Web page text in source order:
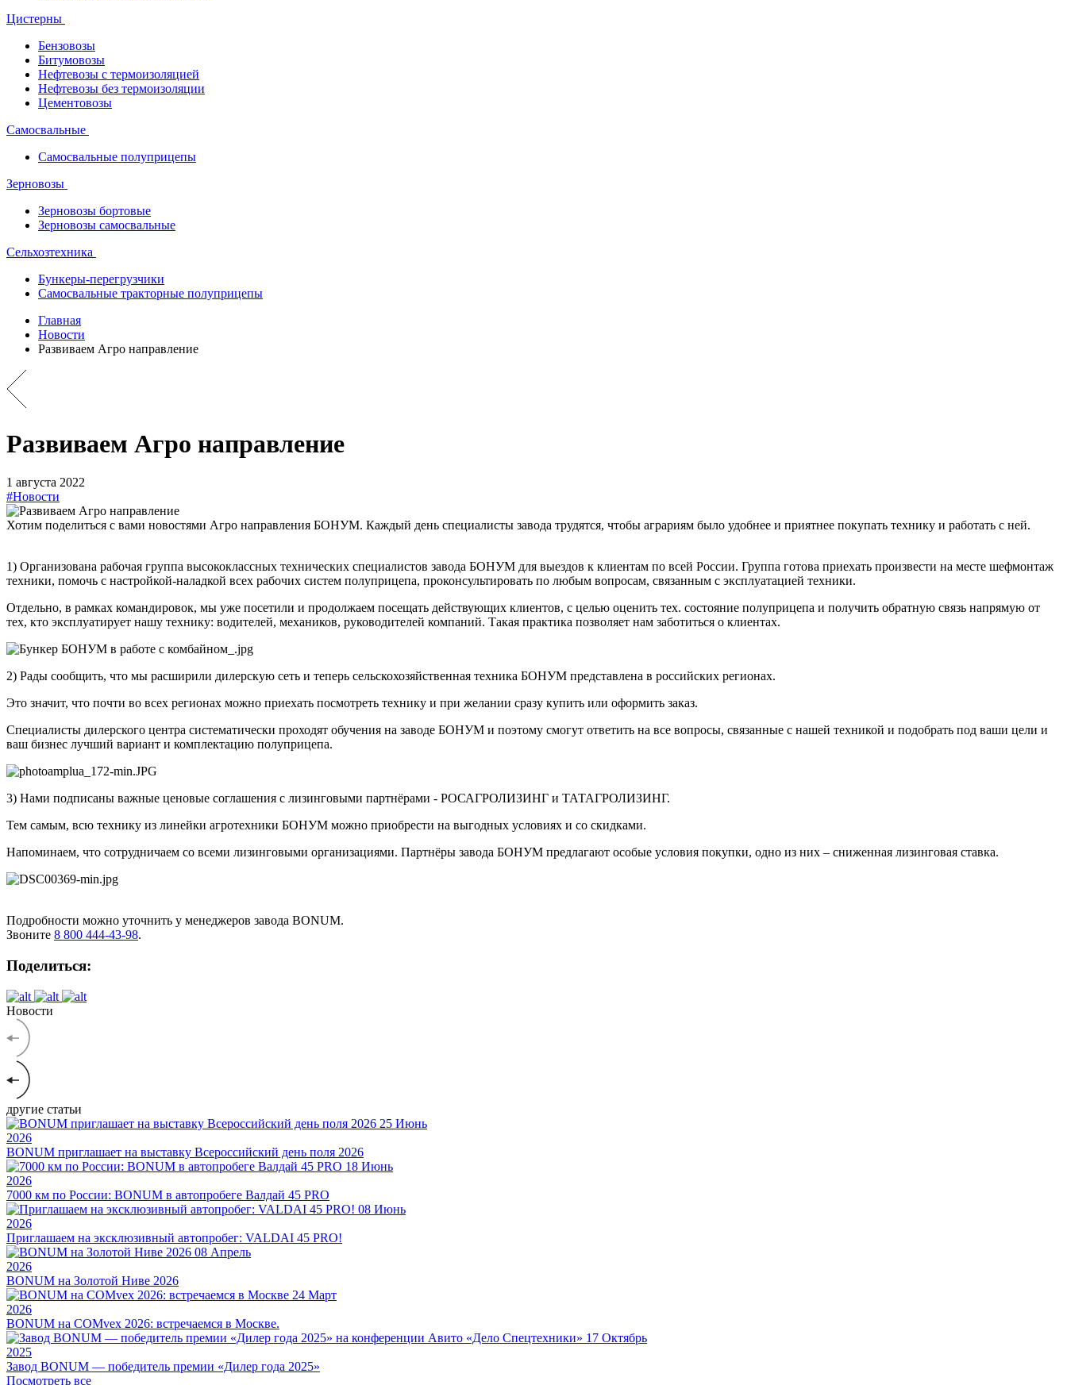
Цистерны
Бензовозы
Битумовозы
Нефтевозы с термоизоляцией
Нефтевозы без термоизоляции
Цементовозы
Самосвальные
Самосвальные полуприцепы
Зерновозы
Зерновозы бортовые
Зерновозы самосвальные
Сельхозтехника
Бункеры-перегрузчики
Самосвальные тракторные полуприцепы
Главная
Новости
Развиваем Агро направление
Развиваем Агро направление
1 августа 2022
#Новости
Хотим поделиться с вами новостями Агро направления БОНУМ. Каждый день специалисты завода трудятся, чтобы аграриям было удобнее и приятнее покупать технику и работать с ней.
1) Организована рабочая группа высококлассных технических специалистов завода БОНУМ для выездов к клиентам по всей России. Группа готова приехать произвести на месте шефмонтаж
техники, помочь с настройкой-наладкой всех рабочих систем полуприцепа, проконсультировать по любым вопросам, связанным с эксплуатацией техники.
Отдельно, в рамках командировок, мы уже посетили и продолжаем посещать действующих клиентов, с целью оценить тех. состояние полуприцепа и получить обратную связь напрямую от
тех, кто эксплуатирует нашу технику: водителей, механиков, руководителей компаний. Такая практика позволяет нам заботиться о клиентах.
2) Рады сообщить, что мы расширили дилерскую сеть и теперь сельскохозяйственная техника БОНУМ представлена в российских регионах.
Это значит, что почти во всех регионах можно приехать посмотреть технику и при желании сразу купить или оформить заказ.
Специалисты дилерского центра систематически проходят обучения на заводе БОНУМ и поэтому смогут ответить на все вопросы, связанные с нашей техникой и подобрать под ваши цели и
ваш бизнес лучший вариант и комплектацию полуприцепа.
3) Нами подписаны важные ценовые соглашения с лизинговыми партнёрами - РОСАГРОЛИЗИНГ и ТАТАГРОЛИЗИНГ.
Тем самым, всю технику из линейки агротехники БОНУМ можно приобрести на выгодных условиях и со скидками.
Напоминаем, что сотрудничаем со всеми лизинговыми организациями. Партнёры завода БОНУМ предлагают особые условия покупки, одно из них – сниженная лизинговая ставка.
Подробности можно уточнить у менеджеров завода BONUM.
Звоните 8 800 444-43-98.
Поделиться:
Новости
другие статьи
25 Июнь
2026
BONUM приглашает на выставку Всероссийский день поля 2026
18 Июнь
2026
7000 км по России: BONUM в автопробеге Валдай 45 PRO
08 Июнь
2026
Приглашаем на эксклюзивный автопробег: VALDAI 45 PRO!
08 Апрель
2026
BONUM на Золотой Ниве 2026
24 Март
2026
BONUM на COMvex 2026: встречаемся в Москве.
17 Октябрь
2025
Завод BONUM — победитель премии «Дилер года 2025»
Посмотреть все